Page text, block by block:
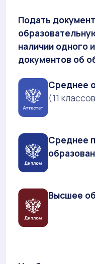
Подать
наличии одного
документов об
Среднее
(11
Среднее
Высшее